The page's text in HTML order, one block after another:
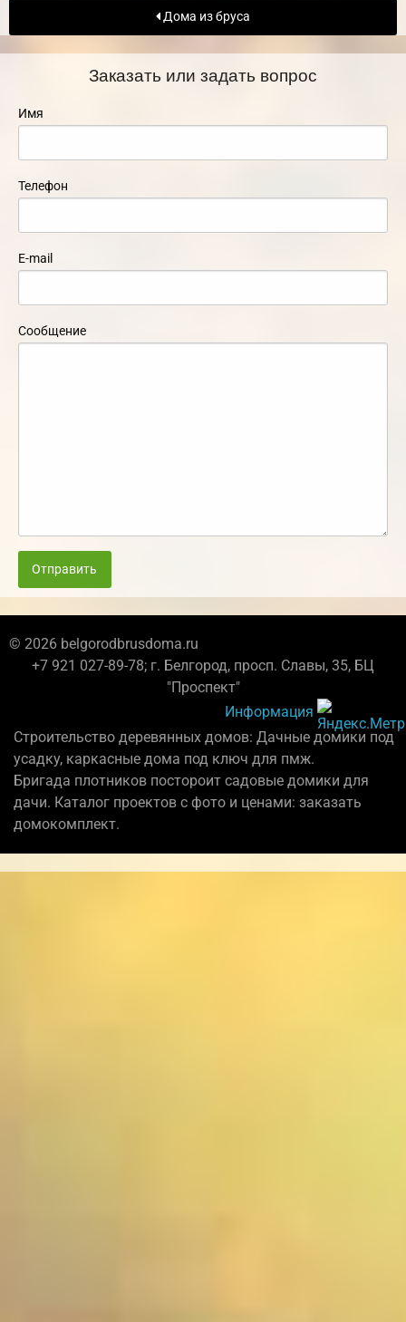
Дома из бруса
Заказать или задать вопрос
Имя
Телефон
E-mail
Сообщение
Отправить
© 2026 belgorodbrusdoma.ru
+7 921 027-89-78; г. Белгород, просп. Славы, 35, БЦ
"Проспект"
Информация
Строительство деревянных домов: Дачные домики под
усадку, каркасные дома под ключ для пмж.
Бригада плотников постороит садовые домики для
дачи. Каталог проектов с фото и ценами: заказать
домокомплект.